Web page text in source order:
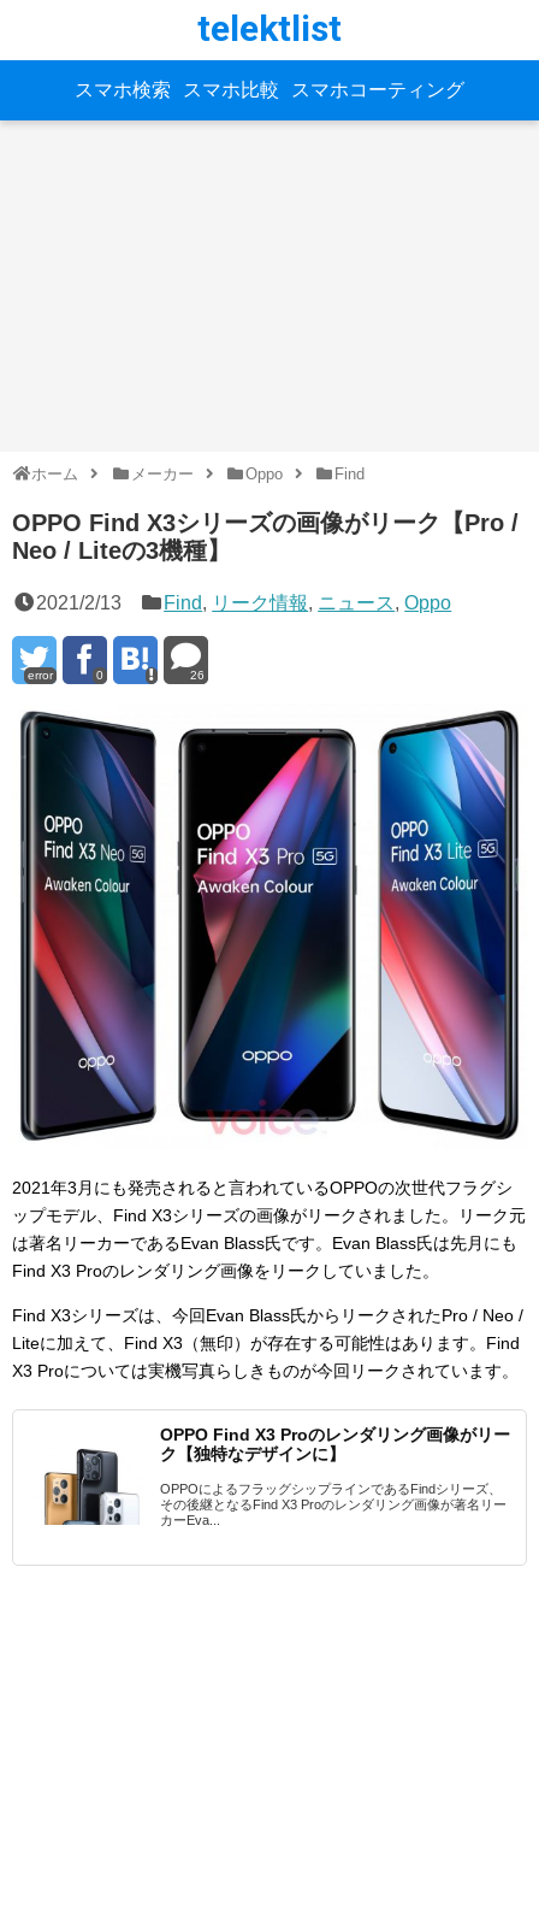
telektlist
スマホ検索 スマホ比較 スマホコーティング
ホーム メーカー Oppo Find
OPPO Find X3シリーズの画像がリーク【Pro /
Neo / Liteの3機種】
2021/2/13 Find, リーク情報, ニュース,Oppo
error 0 26
2021年3月にも発売されると言われているOPPOの次世代フラグシ
ップモデル、Find X3シリーズの画像がリークされました。リーク元
は著名リーカーであるEvan Blass氏です。Evan Blass氏は先月にも
Find X3 Proのレンダリング画像をリークしていました。
Find X3シリーズは、今回Evan Blass氏からリークされたPro / Neo /
Liteに加えて、Find X3（無印）が存在する可能性はあります。Find
X3 Proについては実機写真らしきものが今回リークされています。
OPPO Find X3 Proのレンダリング画像がリー
ク【独特なデザインに】
OPPOによるフラッグシップラインであるFindシリーズ、
その後継となるFind X3 Proのレンダリング画像が著名リー
カーEva...